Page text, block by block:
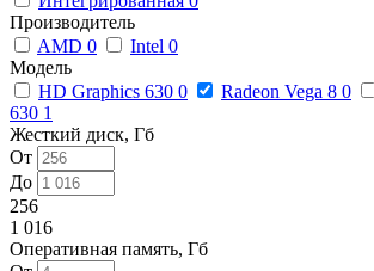
Производитель
AMD 0 Intel 0
Модель
HD Graphics 630 0 Radeon Vega 8 0
630 1
Жесткий диск, Гб
От
До
256
1 016
Оперативная память, Гб